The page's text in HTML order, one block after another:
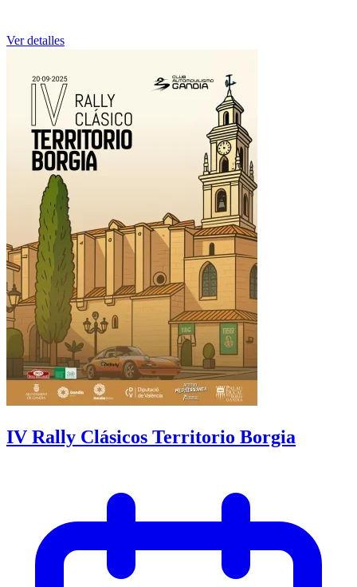
Ver detalles
IV Rally Clásicos Territorio Borgia